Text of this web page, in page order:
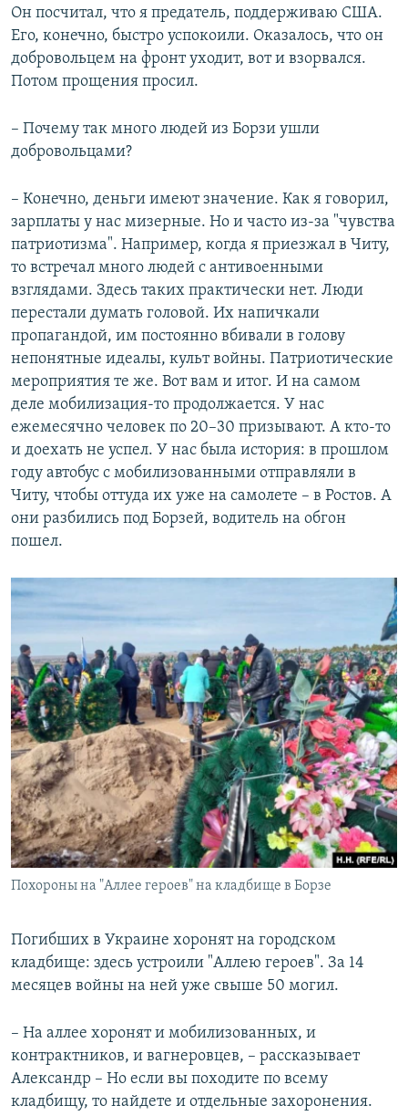
Он посчитал, что я предатель, поддерживаю США.
Его, конечно, быстро успокоили. Оказалось, что он
добровольцем на фронт уходит, вот и взорвался.
Потом прощения просил.
– Почему так много людей из Борзи ушли
добровольцами?
– Конечно, деньги имеют значение. Как я говорил,
зарплаты у нас мизерные. Но и часто из-за "чувства
патриотизма". Например, когда я приезжал в Читу,
то встречал много людей с антивоенными
взглядами. Здесь таких практически нет. Люди
перестали думать головой. Их напичкали
пропагандой, им постоянно вбивали в голову
непонятные идеалы, культ войны. Патриотические
мероприятия те же. Вот вам и итог. И на самом
деле мобилизация-то продолжается. У нас
ежемесячно человек по 20–30 призывают. А кто-то
и доехать не успел. У нас была история: в прошлом
году автобус с мобилизованными отправляли в
Читу, чтобы оттуда их уже на самолете – в Ростов. А
они разбились под Борзей, водитель на обгон
пошел.
Похороны на "Аллее героев" на кладбище в Борзе
Погибших в Украине хоронят на городском
кладбище: здесь устроили "Аллею героев". За 14
месяцев войны на ней уже свыше 50 могил.
– На аллее хоронят и мобилизованных, и
контрактников, и вагнеровцев, – рассказывает
Александр – Но если вы походите по всему
кладбищу, то найдете и отдельные захоронения.